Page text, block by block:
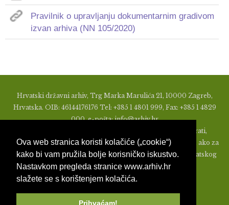
Ova web stranica koristi kolačiće („cookie“)
kako bi vam pružila bolje korisničko iskustvo.
Nastavkom pregleda stranice www.arhiv.hr
slažete se s korištenjem kolačića.
Prihvaćam!
Pravilnik o upravljanju dokumentarnim gradivom
izvan arhiva (NN 105/2020)
Hrvatski državni arhiv, Trg Marka Marulića 21, 10000 Zagreb,
Hrvatska. OIB: 46144176176 Tel: +385 1 4801 999, Fax: +385 1 4829
000, e-pošta: info@arhiv.hr
Zabranjeno je u bilo kojem obliku objavljivati, distribuirati,
mijenjati ili na ikoji način koristiti materijale s ovih stranica, ako za
to nije prethodno izdato pismeno odobrenje od strane Hrvatskog
državnog arhiva.